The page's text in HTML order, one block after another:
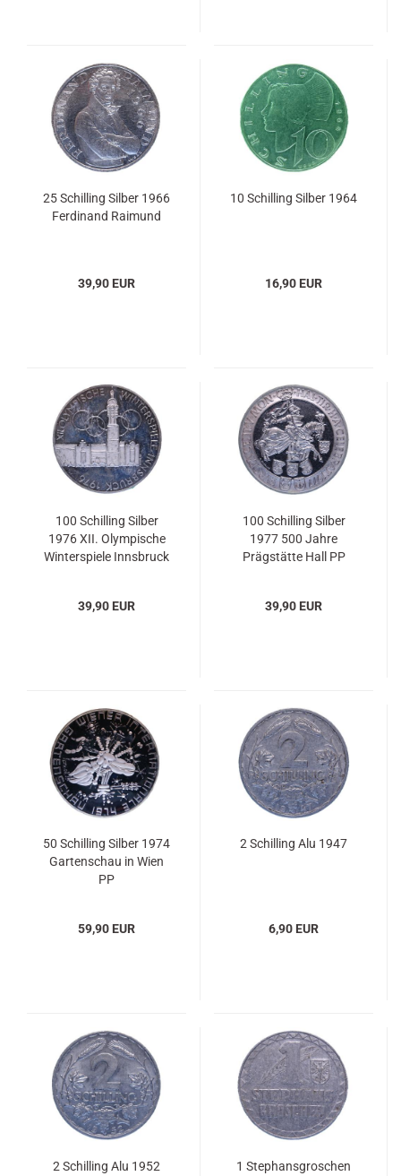
25 Schilling Silber 1966
Ferdinand Raimund
39,90 EUR
10 Schilling Silber 1964
16,90 EUR
100 Schilling Silber
1976 XII. Olympische
Winterspiele Innsbruck
39,90 EUR
100 Schilling Silber
1977 500 Jahre
Prägstätte Hall PP
39,90 EUR
50 Schilling Silber 1974
Gartenschau in Wien
PP
59,90 EUR
2 Schilling Alu 1947
6,90 EUR
2 Schilling Alu 1952
1 Stephansgroschen